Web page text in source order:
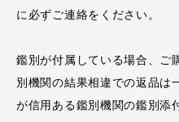
に必ずご連絡をください。
鑑別が付属している場合、ご
別機関の結果相違での返品
が信用ある鑑別機関の鑑別添